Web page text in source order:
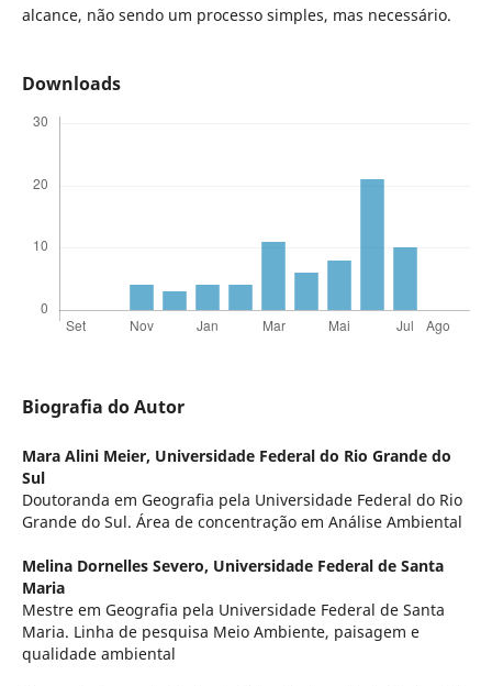
alcance, não sendo um processo simples, mas necessário.
Downloads
Biografia do Autor
Mara Alini Meier, Universidade Federal do Rio Grande do
Sul
Doutoranda em Geografia pela Universidade Federal do Rio
Grande do Sul. Área de concentração em Análise Ambiental
Melina Dornelles Severo, Universidade Federal de Santa
Maria
Mestre em Geografia pela Universidade Federal de Santa
Maria. Linha de pesquisa Meio Ambiente, paisagem e
qualidade ambiental